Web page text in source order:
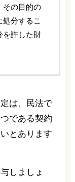
その目的の
分するこ
を許した財
は、民法で
である契約
とあります
しましょ